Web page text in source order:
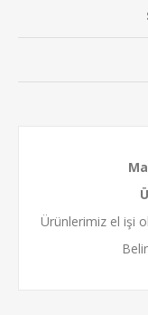
Ürünlerimiz el işi